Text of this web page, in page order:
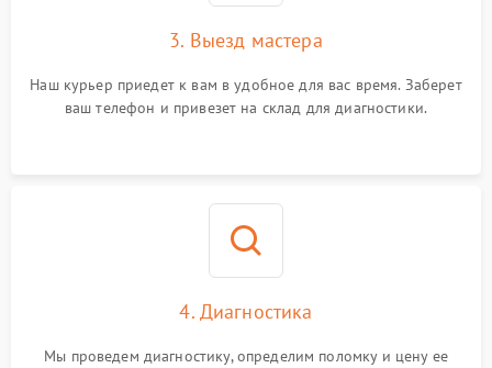
3. Выезд мастера
Наш курьер приедет к вам в удобное для вас время. Заберет
ваш телефон и привезет на склад для диагностики.
4. Диагностика
Мы проведем диагностику, определим поломку и цену ее